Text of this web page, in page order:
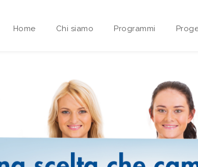
Home Chi siamo
Area riservata Sedi Territoriali
Programmi